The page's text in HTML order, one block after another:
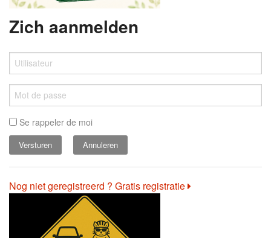
Zich aanmelden
Se rappeler de moi
Annuleren
Nog niet geregistreerd ? Gratis registratie